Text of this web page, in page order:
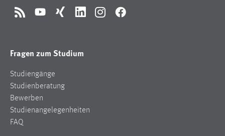
RSS YouTubeXing LinkedInInstagramFacebook
Fragen zum Studium
Studiengänge
Studienberatung
Bewerben
Studienangelegenheiten
FAQ